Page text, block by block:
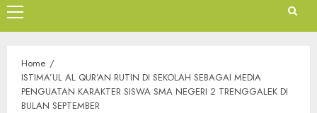
Primary
Menu
Home
ISTIMA’UL AL QUR’AN RUTIN DI SEKOLAH SEBAGAI MEDIA
PENGUATAN KARAKTER SISWA SMA NEGERI 2 TRENGGALEK DI
BULAN SEPTEMBER